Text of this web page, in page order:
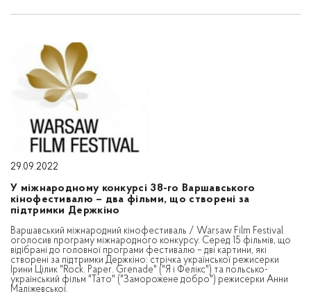
29.09.2022
У міжнародному конкурсі 38-го Варшавського
кінофестивалю – два фільми, що створені за
підтримки Держкіно
Варшавський міжнародний кінофестиваль / Warsaw Film Festival
оголосив програму міжнародного конкурсу. Серед 15 фільмів, що
відібрані до головної програми фестивалю – дві картини, які
створені за підтримки Держкіно: стрічка української режисерки
Ірини Цілик "Rock. Paper. Grenade" ("Я і Фелікс") та польсько-
український фільм "Тато" ("Заморожене добро") режисерки Анни
Маліжевської.